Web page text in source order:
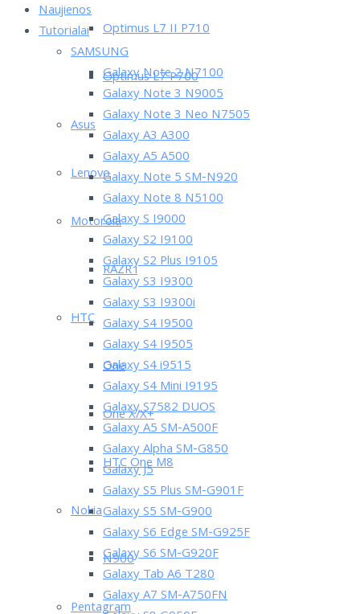
Optimus L7 II P710
Optimus L7 P700
Asus
Lenovo
Motorola
RAZR i
HTC
One
One X/X+
HTC One M8
Nokia
N900
Pentagram
Naujienos
Tutorialai
SAMSUNG
Galaxy Note 2 N7100
Galaxy Note 3 N9005
Galaxy Note 3 Neo N7505
Galaxy A3 A300
Galaxy A5 A500
Galaxy Note 5 SM-N920
Galaxy Note 8 N5100
Galaxy S I9000
Galaxy S2 I9100
Galaxy S2 Plus I9105
Galaxy S3 I9300
Galaxy S3 I9300i
Galaxy S4 I9500
Galaxy S4 I9505
Galaxy S4 i9515
Galaxy S4 Mini I9195
Galaxy S7582 DUOS
Galaxy A5 SM-A500F
Galaxy Alpha SM-G850
Galaxy J5
Galaxy S5 Plus SM-G901F
Galaxy S5 SM-G900
Galaxy S6 Edge SM-G925F
Galaxy S6 SM-G920F
Galaxy Tab A6 T280
Galaxy A7 SM-A750FN